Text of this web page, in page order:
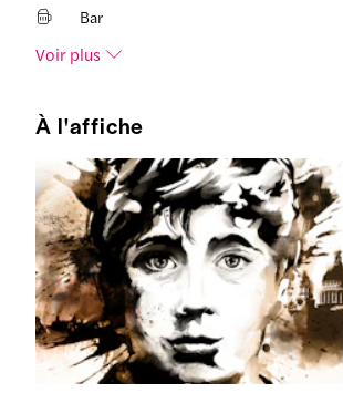
Bar
Voir plus
À l'affiche